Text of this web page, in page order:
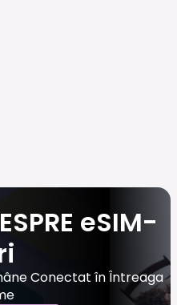
eSIM-
Conectat în Întreaga